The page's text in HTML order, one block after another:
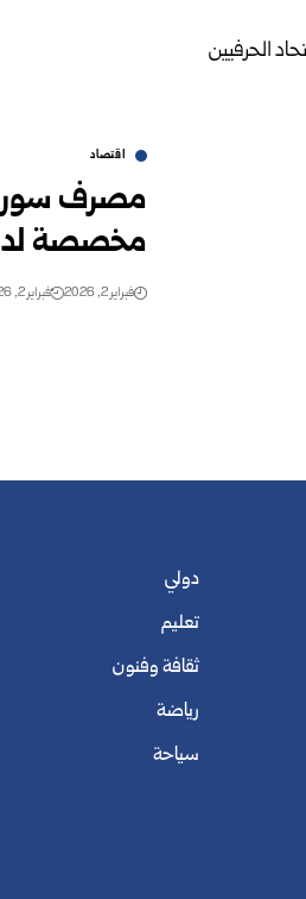
اقتصاد
مصرف
مخصصة
فبراير 2, 2026 فبراير 2, 2026
دولي
تعليم
ثقافة وفنون
رياضة
سياحة